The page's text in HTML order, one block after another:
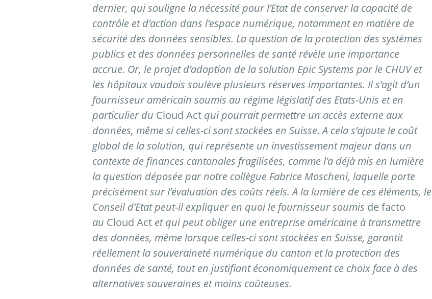
dernier, qui souligne la nécessité pour l’Etat de conserver la capacité de
contrôle et d’action dans l’espace numérique, notamment en matière de
sécurité des données sensibles. La question de la protection des systèmes
publics et des données personnelles de santé révèle une importance
accrue. Or, le projet d’adoption de la solution Epic Systems par le CHUV et
les hôpitaux vaudois soulève plusieurs réserves importantes. Il s’agit d’un
fournisseur américain soumis au régime législatif des Etats-Unis et en
particulier du Cloud Act qui pourrait permettre un accès externe aux
données, même si celles-ci sont stockées en Suisse. A cela s’ajoute le coût
global de la solution, qui représente un investissement majeur dans un
contexte de finances cantonales fragilisées, comme l’a déjà mis en lumière
la question déposée par notre collègue Fabrice Moscheni, laquelle porte
précisément sur l’évaluation des coûts réels. A la lumière de ces éléments, le
Conseil d’Etat peut-il expliquer en quoi le fournisseur soumis de facto
au Cloud Act et qui peut obliger une entreprise américaine à transmettre
des données, même lorsque celles-ci sont stockées en Suisse, garantit
réellement la souveraineté numérique du canton et la protection des
données de santé, tout en justifiant économiquement ce choix face à des
alternatives souveraines et moins coûteuses.